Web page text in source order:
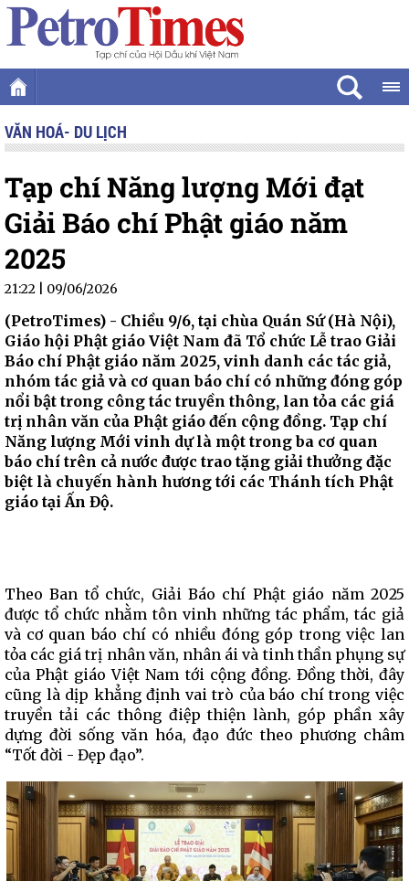
VĂN HOÁ- DU LỊCH
Tạp chí Năng lượng Mới đạt
Giải Báo chí Phật giáo năm
2025
21:22 | 09/06/2026
(PetroTimes) - Chiều 9/6, tại chùa Quán Sứ (Hà Nội),
Giáo hội Phật giáo Việt Nam đã Tổ chức Lễ trao Giải
Báo chí Phật giáo năm 2025, vinh danh các tác giả,
nhóm tác giả và cơ quan báo chí có những đóng góp
nổi bật trong công tác truyền thông, lan tỏa các giá
trị nhân văn của Phật giáo đến cộng đồng. Tạp chí
Năng lượng Mới vinh dự là một trong ba cơ quan
báo chí trên cả nước được trao tặng giải thưởng đặc
biệt là chuyến hành hương tới các Thánh tích Phật
giáo tại Ấn Độ.
Theo Ban tổ chức, Giải Báo chí Phật giáo năm 2025
được tổ chức nhằm tôn vinh những tác phẩm, tác giả
và cơ quan báo chí có nhiều đóng góp trong việc lan
tỏa các giá trị nhân văn, nhân ái và tinh thần phụng sự
của Phật giáo Việt Nam tới cộng đồng. Đồng thời, đây
cũng là dịp khẳng định vai trò của báo chí trong việc
truyền tải các thông điệp thiện lành, góp phần xây
dựng đời sống văn hóa, đạo đức theo phương châm
“Tốt đời - Đẹp đạo”.